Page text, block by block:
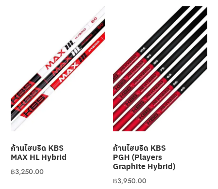
Clubmaking Supplies
ก้านไฮบริด KBS
MAX HL Hybrid
฿3,250.00
ก้านไฮบริด KBS
PGH (Players
Graphite Hybrid)
฿3,950.00